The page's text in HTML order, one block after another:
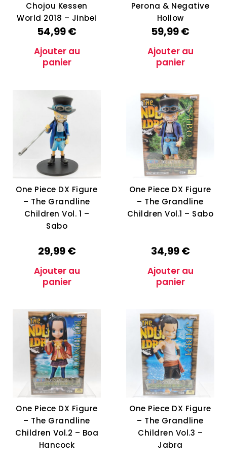
Chojou Kessen
World 2018 – Jinbei
54,99€
Ajouter au
panier
Perona & Negative
Hollow
59,99€
Ajouter au
panier
One Piece DX Figure
– The Grandline
Children Vol. 1 –
Sabo
29,99€
Ajouter au
panier
One Piece DX Figure
– The Grandline
Children Vol.1 – Sabo
34,99€
Ajouter au
panier
One Piece DX Figure
– The Grandline
Children Vol.2 – Boa
Hancock
One Piece DX Figure
– The Grandline
Children Vol.3 –
Jabra